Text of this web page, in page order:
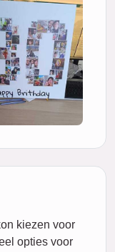
kiezen voor
opties voor